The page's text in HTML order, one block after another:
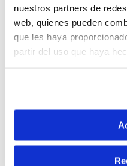
nuestros partners de
web, quienes pueden
que les haya
partir del uso que haya
FARMACIA ALFONSO
C. ALCALDE MANDILLO